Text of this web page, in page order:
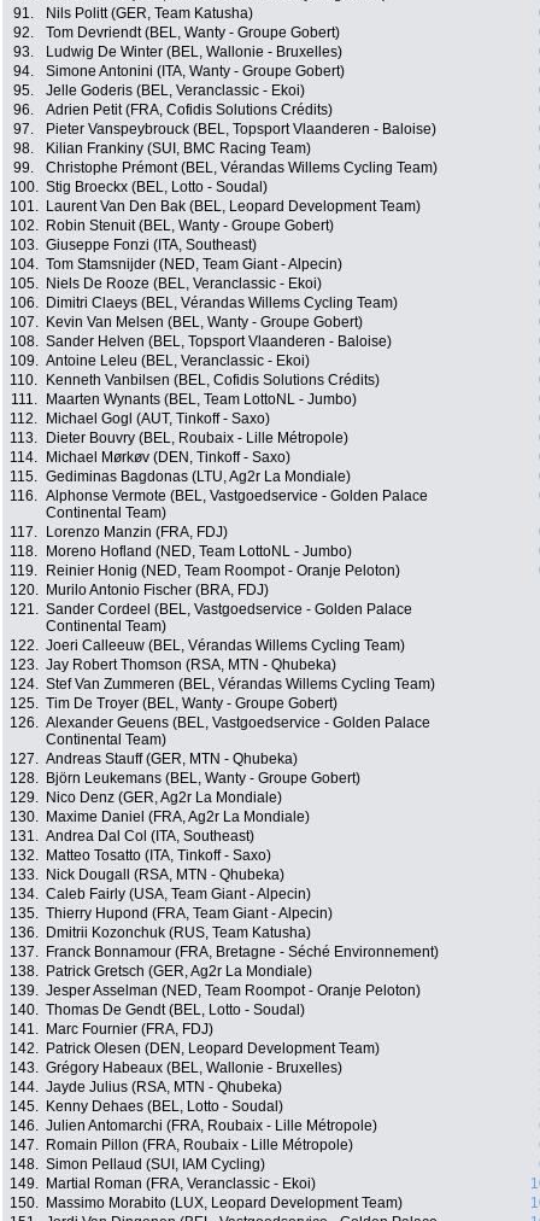
91.
Nils Politt (GER, Team Katusha)
92.
Tom Devriendt (BEL, Wanty - Groupe Gobert)
93.
Ludwig De Winter (BEL, Wallonie - Bruxelles)
94.
Simone Antonini (ITA, Wanty - Groupe Gobert)
95.
Jelle Goderis (BEL, Veranclassic - Ekoi)
96.
Adrien Petit (FRA, Cofidis Solutions Crédits)
97.
Pieter Vanspeybrouck (BEL, Topsport Vlaanderen - Baloise)
98.
Kilian Frankiny (SUI, BMC Racing Team)
99.
Christophe Prémont (BEL, Vérandas Willems Cycling Team)
100. Stig Broeckx (BEL, Lotto - Soudal)
101.
Laurent Van Den Bak (BEL, Leopard Development Team)
102.
Robin Stenuit (BEL, Wanty - Groupe Gobert)
103. Giuseppe Fonzi (ITA, Southeast)
104. Tom Stamsnijder (NED, Team Giant - Alpecin)
105.
Niels De Rooze (BEL, Veranclassic - Ekoi)
106.
Dimitri Claeys (BEL, Vérandas Willems Cycling Team)
107.
Kevin Van Melsen (BEL, Wanty - Groupe Gobert)
108. Sander Helven (BEL, Topsport Vlaanderen - Baloise)
109. Antoine Leleu (BEL, Veranclassic - Ekoi)
110.
Kenneth Vanbilsen (BEL, Cofidis Solutions Crédits)
111.
Maarten Wynants (BEL, Team LottoNL - Jumbo)
112.
Michael Gogl (AUT, Tinkoff - Saxo)
113.
Dieter Bouvry (BEL, Roubaix - Lille Métropole)
114.
Michael Mørkøv (DEN, Tinkoff - Saxo)
115. Gediminas Bagdonas (LTU, Ag2r La Mondiale)
116. Alphonse Vermote (BEL, Vastgoedservice - Golden Palace
Continental Team)
117. Lorenzo Manzin (FRA, FDJ)
118.
Moreno Hofland (NED, Team LottoNL - Jumbo)
119.
Reinier Honig (NED, Team Roompot - Oranje Peloton)
120.
Murilo Antonio Fischer (BRA, FDJ)
121. Sander Cordeel (BEL, Vastgoedservice - Golden Palace
Continental Team)
122. Joeri Calleeuw (BEL, Vérandas Willems Cycling Team)
123. Jay Robert Thomson (RSA, MTN - Qhubeka)
124. Stef Van Zummeren (BEL, Vérandas Willems Cycling Team)
125. Tim De Troyer (BEL, Wanty - Groupe Gobert)
126. Alexander Geuens (BEL, Vastgoedservice - Golden Palace
Continental Team)
127. Andreas Stauff (GER, MTN - Qhubeka)
128.
Björn Leukemans (BEL, Wanty - Groupe Gobert)
129.
Nico Denz (GER, Ag2r La Mondiale)
130.
Maxime Daniel (FRA, Ag2r La Mondiale)
131. Andrea Dal Col (ITA, Southeast)
132.
Matteo Tosatto (ITA, Tinkoff - Saxo)
133.
Nick Dougall (RSA, MTN - Qhubeka)
134. Caleb Fairly (USA, Team Giant - Alpecin)
135. Thierry Hupond (FRA, Team Giant - Alpecin)
136.
Dmitrii Kozonchuk (RUS, Team Katusha)
137.
Franck Bonnamour (FRA, Bretagne - Séché Environnement)
138.
Patrick Gretsch (GER, Ag2r La Mondiale)
139. Jesper Asselman (NED, Team Roompot - Oranje Peloton)
140. Thomas De Gendt (BEL, Lotto - Soudal)
141.
Marc Fournier (FRA, FDJ)
142.
Patrick Olesen (DEN, Leopard Development Team)
143. Grégory Habeaux (BEL, Wallonie - Bruxelles)
144. Jayde Julius (RSA, MTN - Qhubeka)
145.
Kenny Dehaes (BEL, Lotto - Soudal)
146. Julien Antomarchi (FRA, Roubaix - Lille Métropole)
147.
Romain Pillon (FRA, Roubaix - Lille Métropole)
148. Simon Pellaud (SUI, IAM Cycling)
149.
Martial Roman (FRA, Veranclassic - Ekoi)
150.
Massimo Morabito (LUX, Leopard Development Team)